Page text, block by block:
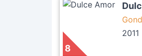
8
2011